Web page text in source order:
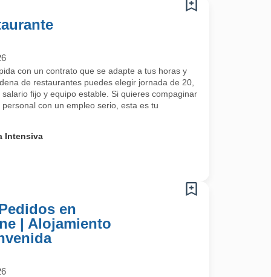
con un contrato que se adapte a tus horas y
de restaurantes puedes elegir jornada de 20,
fijo y equipo estable. Si quieres compaginar
con un empleo serio, esta es tu
Intensiva
en
| Alojamiento